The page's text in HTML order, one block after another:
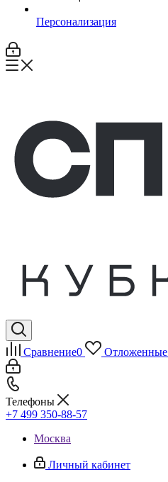
Персонализация
Сравнение0 Отложенные
Телефоны
+7 499 350-88-57
Москва
Личный кабинет